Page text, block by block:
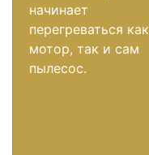
начинает
перегреваться как
мотор, так и сам
пылесос.